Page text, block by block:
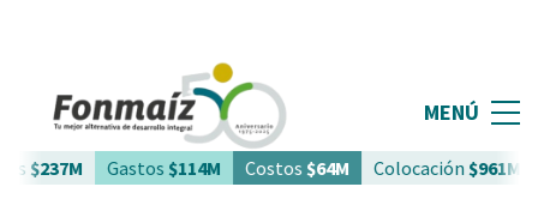
$237M Gastos$114M Costos$64M Colocación$961M
MENÚ